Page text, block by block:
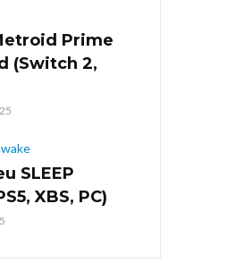
Prime
(Switch 2,
SLEEP
XBS, PC)